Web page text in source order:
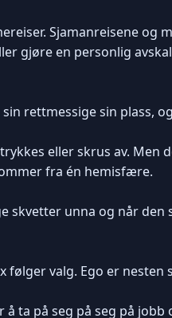
Sjamanreisene og
gjøre en personlig
rettmessige sin plass,
eller skrus av. Men
fra én hemisfære.
skvetter unna og når
valg. Ego er
å ta på seg på seg på